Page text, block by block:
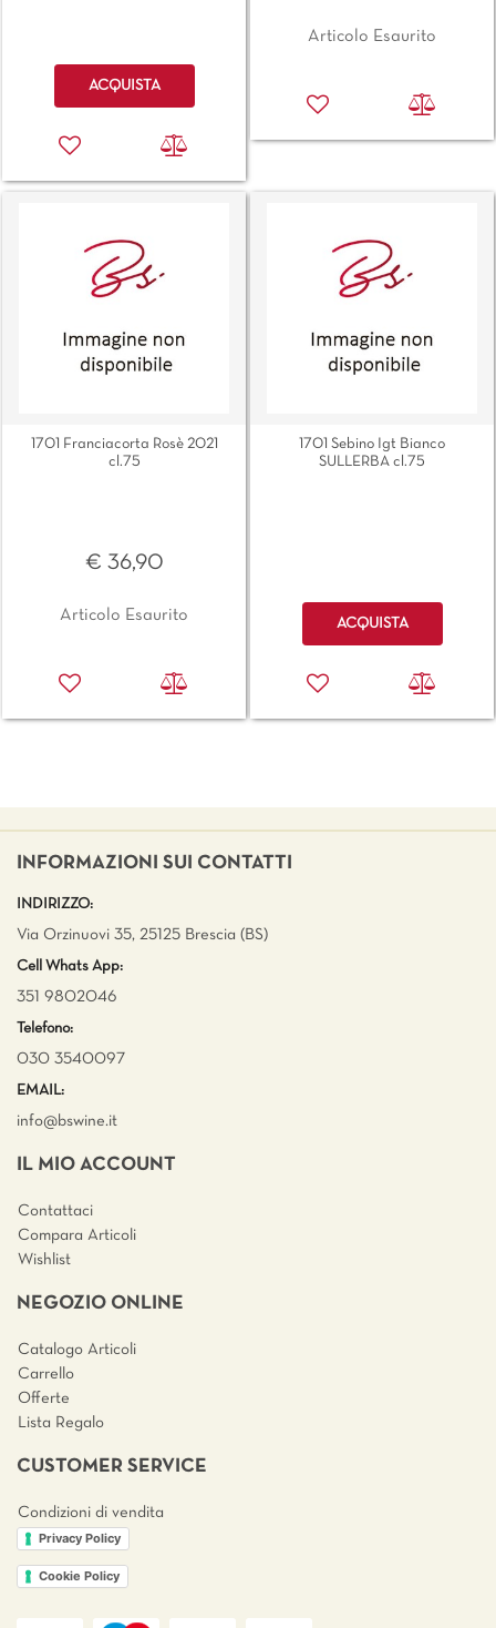
Quantità
ACQUISTA
Articolo Esaurito
1701 Franciacorta Rosè 2021
cl.75
€ 36,90
Articolo Esaurito
1701 Sebino Igt Bianco
SULLERBA cl.75
Quantità
ACQUISTA
INFORMAZIONI SUI CONTATTI
INDIRIZZO:
Via Orzinuovi 35, 25125 Brescia (BS)
Cell Whats App:
351 9802046
Telefono:
030 3540097
EMAIL:
info@bswine.it
IL MIO ACCOUNT
Contattaci
Compara Articoli
Wishlist
NEGOZIO ONLINE
Catalogo Articoli
Carrello
Offerte
Lista Regalo
CUSTOMER SERVICE
Condizioni di vendita
Privacy Policy
Cookie Policy